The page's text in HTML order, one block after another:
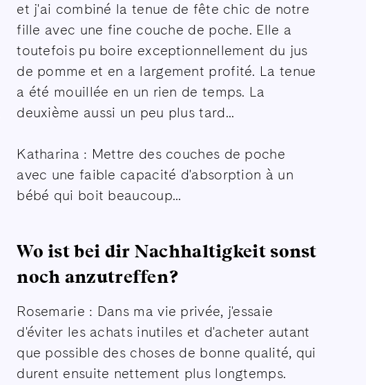
et j'ai combiné la tenue de fête chic de notre
fille avec une fine couche de poche. Elle a
toutefois pu boire exceptionnellement du jus
de pomme et en a largement profité. La tenue
a été mouillée en un rien de temps. La
deuxième aussi un peu plus tard...
Katharina : Mettre des couches de poche
avec une faible capacité d'absorption à un
bébé qui boit beaucoup...
Wo ist bei dir Nachhaltigkeit sonst
noch anzutreffen?
Rosemarie : Dans ma vie privée, j'essaie
d'éviter les achats inutiles et d'acheter autant
que possible des choses de bonne qualité, qui
durent ensuite nettement plus longtemps.